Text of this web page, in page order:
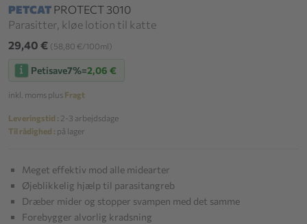
PETCAT PROTECT 3010
Parasitter, kløe lotion til katte
29,40 € (58,80 €/100ml)
Petisave7%=2,06 €
inkl. moms plus Fragt
Leveringstid : 2-3 arbejdsdage
Til rådighed : på lager
Meget effektiv mod alle midearter
Øjeblikkelig hjælp til parasitangreb
Dræber mider og stopper svampen med det samme
Forebygger alvorlig kradsning